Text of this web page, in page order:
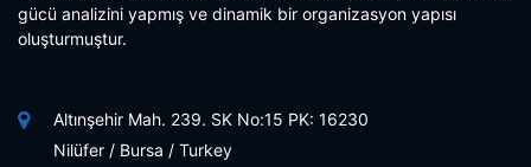
gücü analizini yapmış ve dinamik bir organizasyon yapısı
oluşturmuştur.
Altınşehir Mah. 239. SK No:15 PK: 16230
Nilüfer / Bursa / Turkey